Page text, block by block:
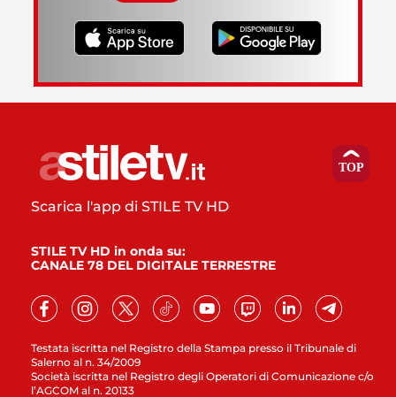
Testata iscritta nel Registro della Stampa presso il Tribunale di
Salerno al n. 34/2009
Società iscritta nel Registro degli Operatori di Comunicazione c/o
l’AGCOM al n. 20133
Scarica l'app di STILE TV HD
STILE TV HD in onda su:
CANALE 78 DEL DIGITALE TERRESTRE